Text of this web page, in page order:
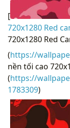
[
720x1280 Red
720x1280 Red
(https://
nền tối cao
(https://
1783309)